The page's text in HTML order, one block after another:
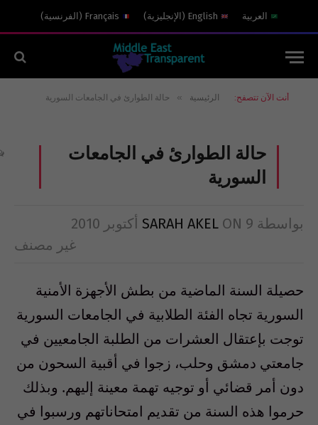
العربية English
( الإنجليزية)
Français
( الفرنسية)
أنت الآن تتصفح: الرئيسية » حالة الطوارئ في الجامعات السورية
حالة الطوارئ في الجامعات
السورية
بواسطة SARAH AKEL ON 9 أكتوبر 2010
غير مصنف
حصيلة السنة الماضية من بطش الأجهزة الأمنية
السورية تجاه الفئة الطلابية في الجامعات السورية
توجت بإعتقال العشرات من الطلبة الجامعيين في
جامعتي دمشق وحلب، زجوا في أقبية السحون من
دون أمر قضائي أو توجيه تهمة معينة إليهم. وبذلك
حرموا هذه السنة من تقديم امتحاناتهم ورسبوا في